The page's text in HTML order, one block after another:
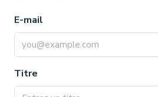
E-mail
Titre